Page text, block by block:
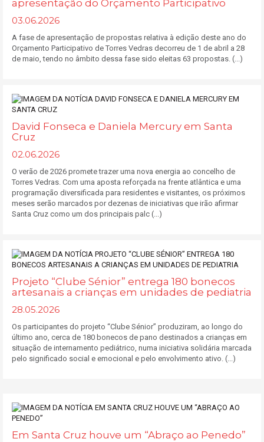
apresentação do Orçamento Participativo
03.06.2026
A fase de apresentação de propostas relativa à edição deste ano do
Orçamento Participativo de Torres Vedras decorreu de 1 de abril a 28
de maio, tendo no âmbito dessa fase sido eleitas 63 propostas. (...)
David Fonseca e Daniela Mercury em Santa
Cruz
02.06.2026
O verão de 2026 promete trazer uma nova energia ao concelho de
Torres Vedras. Com uma aposta reforçada na frente atlântica e uma
programação diversificada para residentes e visitantes, os próximos
meses serão marcados por dezenas de iniciativas que irão afirmar
Santa Cruz como um dos principais palc (...)
Projeto “Clube Sénior” entrega 180 bonecos
artesanais a crianças em unidades de pediatria
28.05.2026
Os participantes do projeto “Clube Sénior” produziram, ao longo do
último ano, cerca de 180 bonecos de pano destinados a crianças em
situação de internamento pediátrico, numa iniciativa solidária marcada
pelo significado social e emocional e pelo envolvimento ativo. (...)
Em Santa Cruz houve um “Abraço ao Penedo”